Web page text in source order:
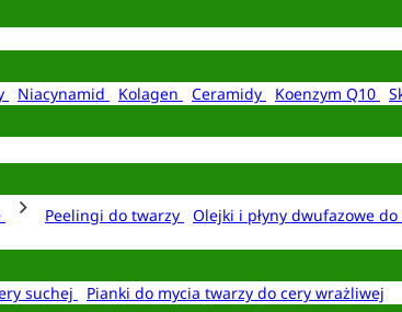
Niacynamid Kolagen Ceramidy Koenzym Q10
Peelingi do twarzy Olejki i płyny dwufazowe
suchej
Pianki do mycia twarzy do cery wrażliwej